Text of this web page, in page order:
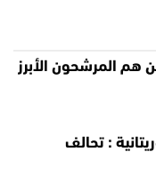
هم المرشحون الأبرز
: تحالف